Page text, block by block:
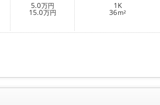
5.0万円
15.0万円
1K
36m²